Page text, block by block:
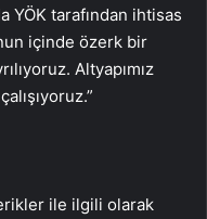
YÖK tarafından ihtisas
içinde özerk bir
Altyapımız
ile ilgili olarak